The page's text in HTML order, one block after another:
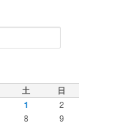
土 日
1
2
8
9